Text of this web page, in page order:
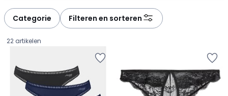
Categorie Filteren en sorteren
22 artikelen